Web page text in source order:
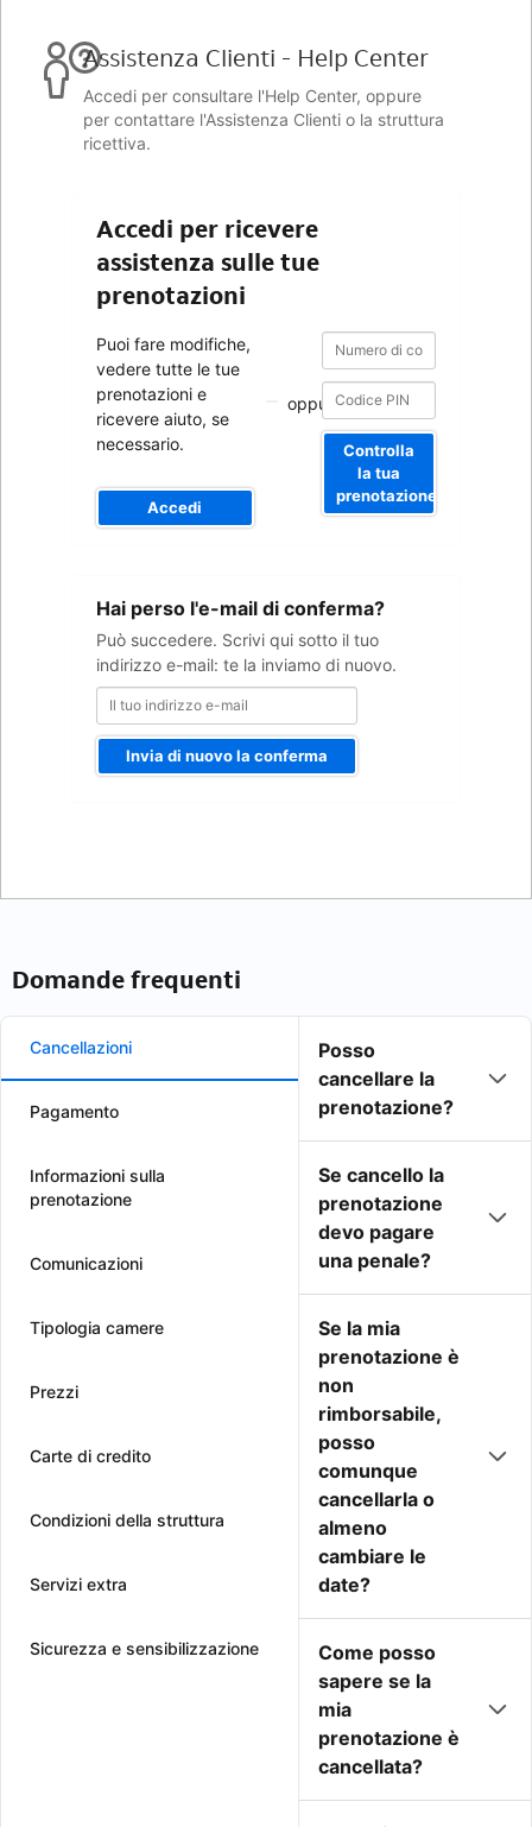
Assistenza Clienti - Help Center
Accedi per consultare l'Help Center, oppure
per contattare l'Assistenza Clienti o la struttura
ricettiva.
Accedi per ricevere
assistenza sulle tue
prenotazioni
Puoi fare modifiche,
vedere tutte le tue
prenotazioni e
ricevere aiuto, se
necessario.
Accedi
oppure
Numero
di
conferma
Numero
conferma
Controlla
la tua
prenotazione
Hai perso l'e-mail di conferma?
Può succedere. Scrivi qui sotto il tuo
indirizzo e-mail: te la inviamo di nuovo.
indirizzo
Invia di nuovo la conferma
Domande frequenti
Cancellazioni
Pagamento
Informazioni sulla
prenotazione
Comunicazioni
Tipologia camere
Prezzi
Carte di credito
Condizioni della struttura
Servizi extra
Sicurezza e sensibilizzazione
Posso
cancellare la
prenotazione?
Se cancello la
prenotazione
devo pagare
una penale?
Se la mia
prenotazione è
non
rimborsabile,
posso
comunque
cancellarla o
almeno
cambiare le
date?
Come posso
sapere se la
mia
prenotazione è
cancellata?